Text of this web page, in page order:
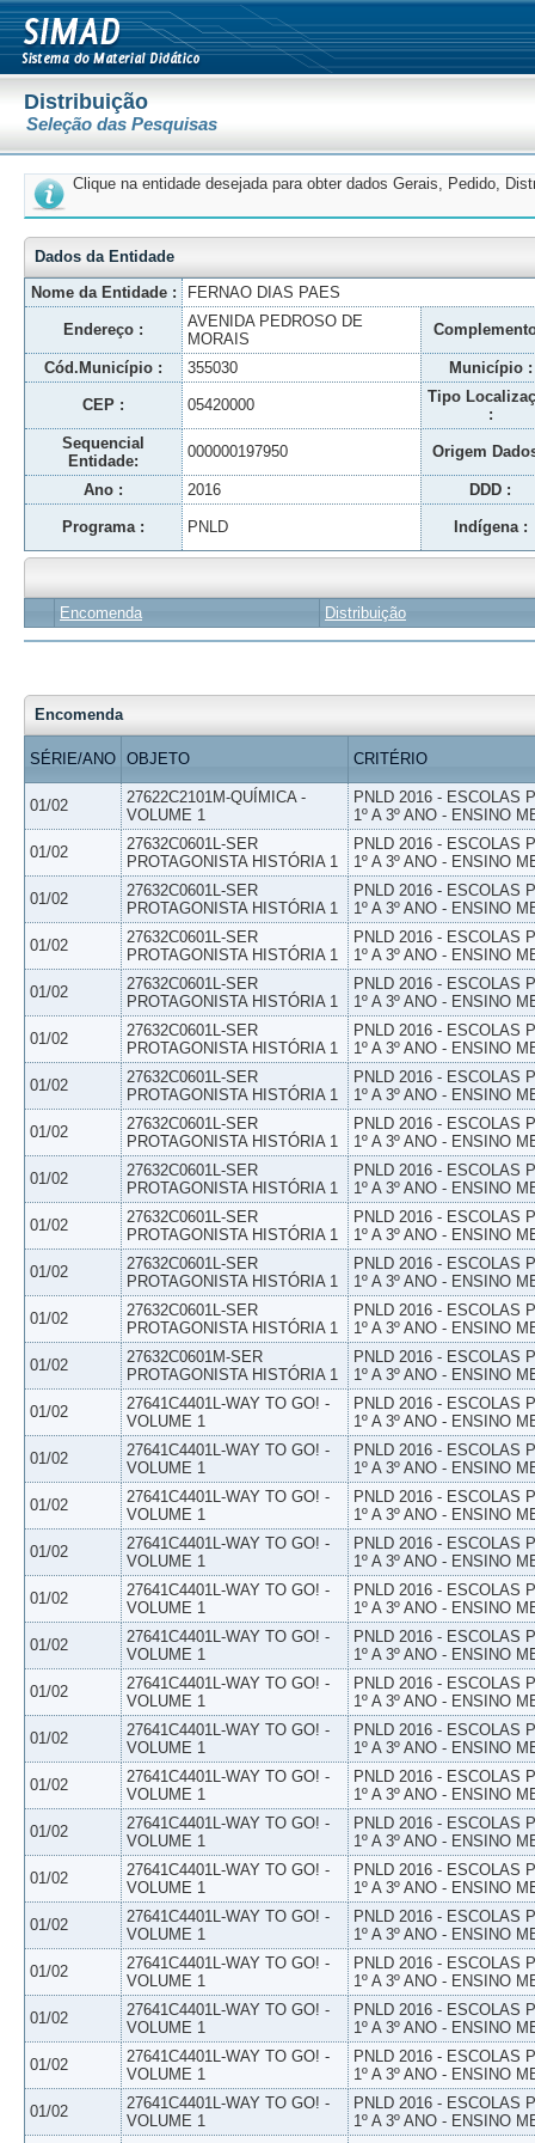
Distribuição
Seleção das Pesquisas
Clique na entidade desejada para obter dados Gerais, Pedido,
Dados da Entidade
Nome da Entidade :
FERNAO DIAS PAES
Endereço :
AVENIDA PEDROSO DE
MORAIS
Cód.Município : 355030 Município :
CEP : 05420000
Tipo
:
Sequencial
Entidade:
000000197950 Origem
Ano : 2016 DDD :
Programa : PNLD Indígena :
Encomenda Distribuição
Encomenda
SÉRIE/ANO OBJETO CRITÉRIO
01/02
27622C2101M-QUÍMICA -
VOLUME 1
PNLD 2016 - ESCOLAS
1º A 3º ANO - ENSINO
01/02
27632C0601L-SER
PROTAGONISTA HISTÓRIA 1
PNLD 2016 - ESCOLAS
1º A 3º ANO - ENSINO
01/02
27632C0601L-SER
PROTAGONISTA HISTÓRIA 1
PNLD 2016 - ESCOLAS
1º A 3º ANO - ENSINO
01/02
27632C0601L-SER
PROTAGONISTA HISTÓRIA 1
PNLD 2016 - ESCOLAS
1º A 3º ANO - ENSINO
01/02
27632C0601L-SER
PROTAGONISTA HISTÓRIA 1
PNLD 2016 - ESCOLAS
1º A 3º ANO - ENSINO
01/02
27632C0601L-SER
PROTAGONISTA HISTÓRIA 1
PNLD 2016 - ESCOLAS
1º A 3º ANO - ENSINO
01/02
27632C0601L-SER
PROTAGONISTA HISTÓRIA 1
PNLD 2016 - ESCOLAS
1º A 3º ANO - ENSINO
01/02
27632C0601L-SER
PROTAGONISTA HISTÓRIA 1
PNLD 2016 - ESCOLAS
1º A 3º ANO - ENSINO
01/02
27632C0601L-SER
PROTAGONISTA HISTÓRIA 1
PNLD 2016 - ESCOLAS
1º A 3º ANO - ENSINO
01/02
27632C0601L-SER
PROTAGONISTA HISTÓRIA 1
PNLD 2016 - ESCOLAS
1º A 3º ANO - ENSINO
01/02
27632C0601L-SER
PROTAGONISTA HISTÓRIA 1
PNLD 2016 - ESCOLAS
1º A 3º ANO - ENSINO
01/02
27632C0601L-SER
PROTAGONISTA HISTÓRIA 1
PNLD 2016 - ESCOLAS
1º A 3º ANO - ENSINO
01/02
27632C0601M-SER
PROTAGONISTA HISTÓRIA 1
PNLD 2016 - ESCOLAS
1º A 3º ANO - ENSINO
01/02
27641C4401L-WAY TO GO! -
VOLUME 1
PNLD 2016 - ESCOLAS
1º A 3º ANO - ENSINO
01/02
27641C4401L-WAY TO GO! -
VOLUME 1
PNLD 2016 - ESCOLAS
1º A 3º ANO - ENSINO
01/02
27641C4401L-WAY TO GO! -
VOLUME 1
PNLD 2016 - ESCOLAS
1º A 3º ANO - ENSINO
01/02
27641C4401L-WAY TO GO! -
VOLUME 1
PNLD 2016 - ESCOLAS
1º A 3º ANO - ENSINO
01/02
27641C4401L-WAY TO GO! -
VOLUME 1
PNLD 2016 - ESCOLAS
1º A 3º ANO - ENSINO
01/02
27641C4401L-WAY TO GO! -
VOLUME 1
PNLD 2016 - ESCOLAS
1º A 3º ANO - ENSINO
01/02
27641C4401L-WAY TO GO! -
VOLUME 1
PNLD 2016 - ESCOLAS
1º A 3º ANO - ENSINO
01/02
27641C4401L-WAY TO GO! -
VOLUME 1
PNLD 2016 - ESCOLAS
1º A 3º ANO - ENSINO
01/02
27641C4401L-WAY TO GO! -
VOLUME 1
PNLD 2016 - ESCOLAS
1º A 3º ANO - ENSINO
01/02
27641C4401L-WAY TO GO! -
VOLUME 1
PNLD 2016 - ESCOLAS
1º A 3º ANO - ENSINO
01/02
27641C4401L-WAY TO GO! -
VOLUME 1
PNLD 2016 - ESCOLAS
1º A 3º ANO - ENSINO
01/02
27641C4401L-WAY TO GO! -
VOLUME 1
PNLD 2016 - ESCOLAS
1º A 3º ANO - ENSINO
01/02
27641C4401L-WAY TO GO! -
VOLUME 1
PNLD 2016 - ESCOLAS
1º A 3º ANO - ENSINO
01/02
27641C4401L-WAY TO GO! -
VOLUME 1
PNLD 2016 - ESCOLAS
1º A 3º ANO - ENSINO
01/02
27641C4401L-WAY TO GO! -
VOLUME 1
PNLD 2016 - ESCOLAS
1º A 3º ANO - ENSINO
01/02
27641C4401L-WAY TO GO! -
VOLUME 1
PNLD 2016 - ESCOLAS
1º A 3º ANO - ENSINO